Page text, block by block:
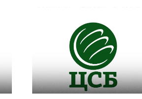
13.07.2015 № 218-ФЗ «О
государственной регистрации
недвижимости»